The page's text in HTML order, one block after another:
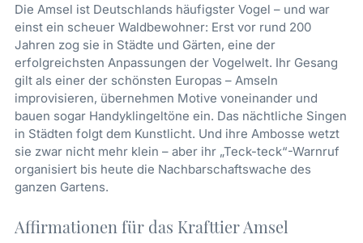
Die Amsel ist Deutschlands häufigster Vogel – und war
einst ein scheuer Waldbewohner: Erst vor rund 200
Jahren zog sie in Städte und Gärten, eine der
erfolgreichsten Anpassungen der Vogelwelt. Ihr Gesang
gilt als einer der schönsten Europas – Amseln
improvisieren, übernehmen Motive voneinander und
bauen sogar Handyklingeltöne ein. Das nächtliche Singen
in Städten folgt dem Kunstlicht. Und ihre Ambosse wetzt
sie zwar nicht mehr klein – aber ihr „Teck-teck“-Warnruf
organisiert bis heute die Nachbarschaftswache des
ganzen Gartens.
Affirmationen für das Krafttier Amsel